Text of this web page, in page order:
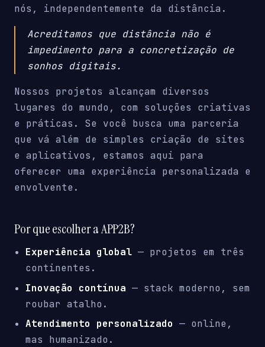
nós, independentemente da distância.
Acreditamos que distância não é
impedimento para a concretização de
sonhos digitais.
Nossos projetos alcançam diversos
lugares do mundo, com soluções criativas
e práticas. Se você busca uma parceria
que vá além de simples criação de sites
e aplicativos, estamos aqui para
oferecer uma experiência personalizada e
envolvente.
Por que escolher a APP2B?
Experiência global — projetos em três
continentes.
Inovação contínua — stack moderno, sem
roubar atalho.
Atendimento personalizado — online,
mas humanizado.